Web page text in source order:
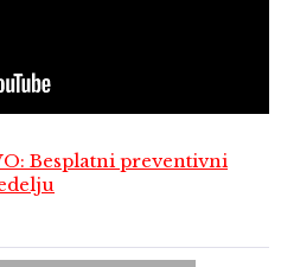
Besplatni preventivni